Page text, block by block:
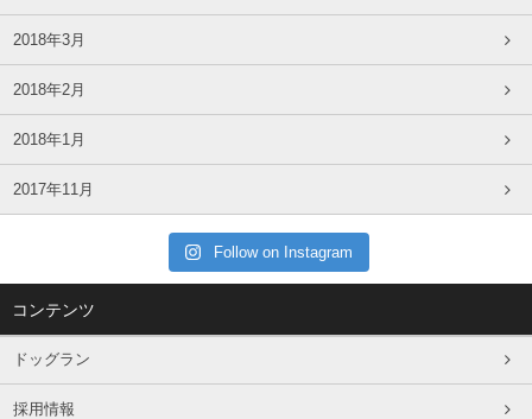
2018年3月
2018年2月
2018年1月
2017年11月
Follow on Instagram
コンテンツ
ドッグラン
採用情報